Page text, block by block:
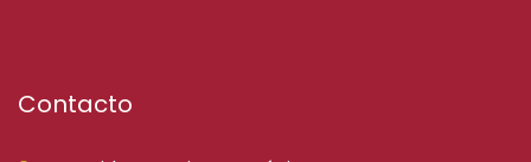
Contacto